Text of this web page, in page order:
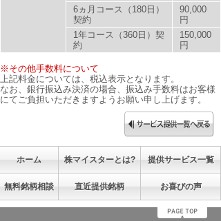
6ヵ月コース（180日）
契約
90,000
円
1年コース（360日）契
約
150,000
円
※その他手数料について
上記料金については、税込表示となります。
なお、銀行振込み決済の場合、振込み手数料はお客様
にてご負担いただきますようお願い申し上げます。
ホーム 株マイスターとは? 提供サービス一覧
無料銘柄相談 直近提供銘柄 お喜びの声